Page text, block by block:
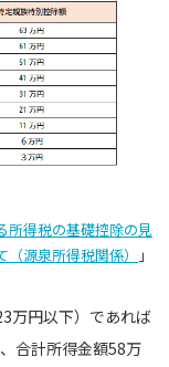
所得税の基礎控除の見
源泉所得税関係）
」
万円以下）であれば
合計所得金額58万